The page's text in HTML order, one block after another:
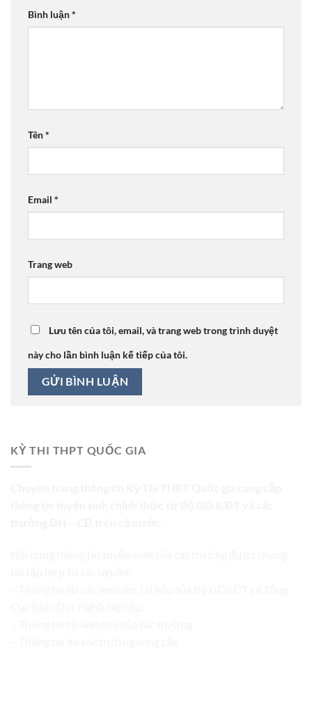
Bình luận*
Tên*
Email *
Trang web
Lưu tên của tôi, email, và trang web trong trình duyệt
này cho lần bình luận kế tiếp của tôi.
KỲ THI THPT QUỐC GIA